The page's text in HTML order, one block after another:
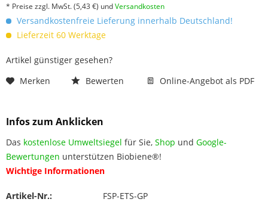
* Preise zzgl. MwSt.(5,43 €) undVersandkosten
Versandkostenfreie Lieferung innerhalb Deutschland!
Lieferzeit 60 Werktage
Artikel günstiger gesehen?
Merken
Bewerten Online-Angebot als PDF
Infos zum Anklicken
Das kostenlose Umweltsiegel für Sie, Shop und Google-
Bewertungen unterstützen Biobiene®!
Wichtige Informationen
Artikel-Nr.: FSP-ETS-GP